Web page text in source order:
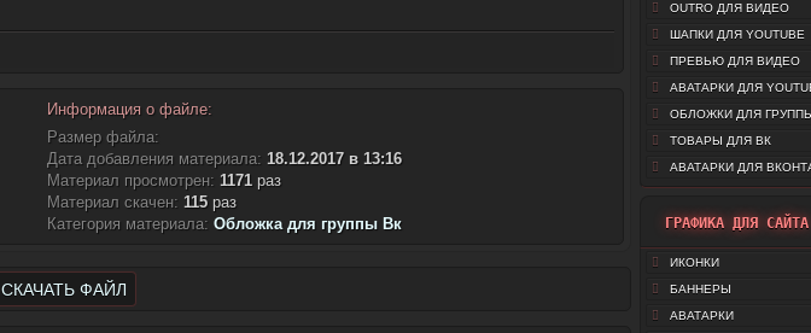
OUTRO ДЛЯ ВИДЕО
ШАПКИ ДЛЯ YOUTUBE
ПРЕВЬЮ ДЛЯ ВИДЕО
АВАТАРКИ ДЛЯ
ОБЛОЖКИ ДЛЯ
ТОВАРЫ ДЛЯ ВК
АВАТАРКИ ДЛЯ
ГРАФИКА ДЛЯ САЙТА
ИКОНКИ
БАННЕРЫ
АВАТАРКИ
Информация о файле:
Размер файла:
Дата добавления материала: 18.12.2017 в 13:16
Материал просмотрен: 1171 раз
Материал скачен: 115 раз
Категория материала: Обложка для группы Вк
СКАЧАТЬ ФАЙЛ